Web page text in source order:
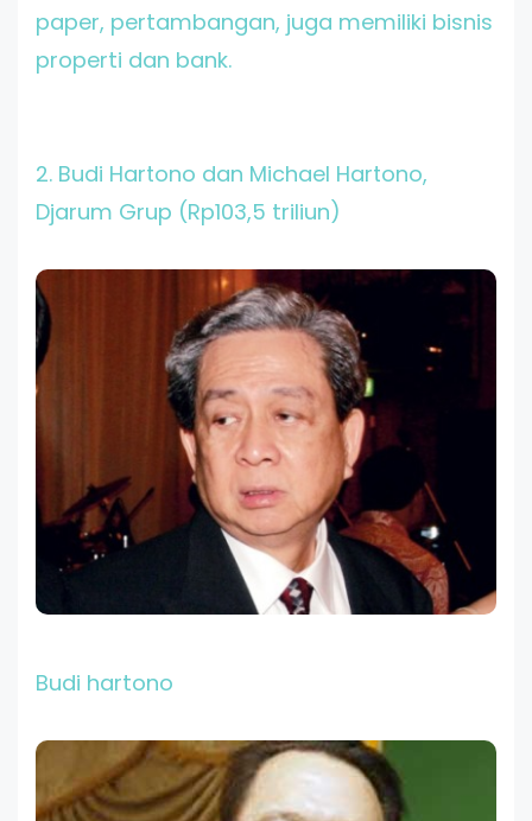
paper, pertambangan, juga memiliki bisnis
properti dan bank.
2. Budi Hartono dan Michael Hartono,
Djarum Grup (Rp103,5 triliun)
Budi hartono